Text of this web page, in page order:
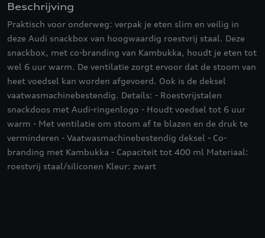
Beschrijving
Praktisch voor onderweg: verpak je eten slim en veilig in
deze Audi snackbox van hoogwaardig roestvrij staal. Deze
snackbox, met co-branding van Kambukka, houdt je eten tot
wel 6 uur warm. De ventilatie zorgt ervoor dat de stoom van
heet voedsel kan worden afgevoerd. Ook is de deksel
vaatwasmachinebestendig. Details: - Roestvrijstalen
snackdoos met Audi-ringenlogo - Houdt voedsel tot 6 uur
warm - Met ventilatie om stoom af te blazen en de druk te
verminderen - Vaatwasmachinebestendig deksel - Co-
branding met Kambukka - Capaciteit tot 400 ml Materiaal:
roestvrij staal/siliconen Kleur: zwart